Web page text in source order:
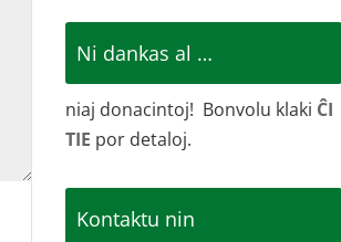
Ni dankas al …
niaj donacintoj! Bonvolu klaki ĈI
TIE por detaloj.
Kontaktu nin